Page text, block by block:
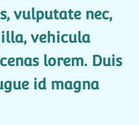
vulputate nec,
vehicula
lorem. Duis
id magna